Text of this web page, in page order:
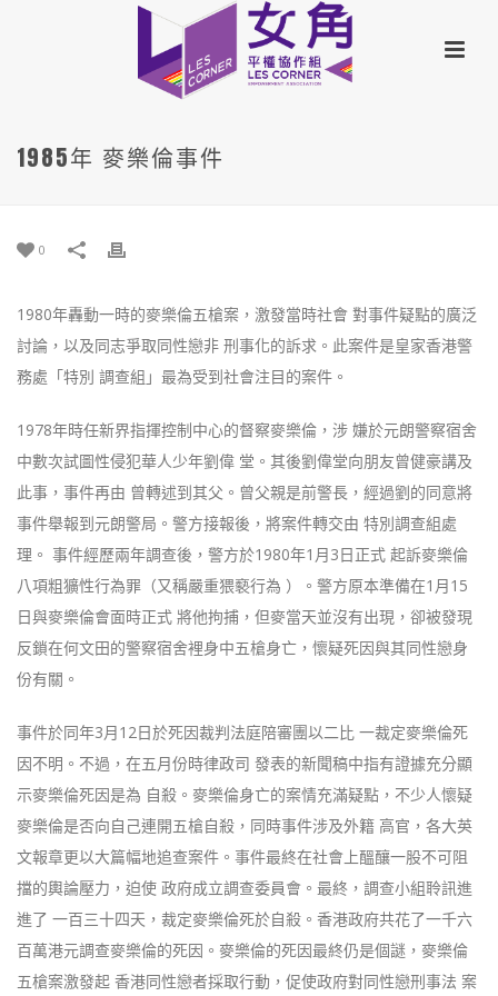
1985年 麥樂倫事件
0
1980年轟動一時的麥樂倫五槍案，激發當時社會 對事件疑點的廣泛
討論，以及同志爭取同性戀非 刑事化的訴求。此案件是皇家香港警
務處「特別 調查組」最為受到社會注目的案件。
1978年時任新界指揮控制中心的督察麥樂倫，涉 嫌於元朗警察宿舍
中數次試圖性侵犯華人少年劉偉 堂。其後劉偉堂向朋友曾健豪講及
此事，事件再由 曾轉述到其父。曾父親是前警長，經過劉的同意將
事件舉報到元朗警局。警方接報後，將案件轉交由 特別調查組處
理。 事件經歷兩年調查後，警方於1980年1月3日正式 起訴麥樂倫
八項粗獷性行為罪（又稱嚴重猥褻行為 ）。警方原本準備在1月15
日與麥樂倫會面時正式 將他拘捕，但麥當天並沒有出現，卻被發現
反鎖在何文田的警察宿舍裡身中五槍身亡，懷疑死因與其同性戀身
份有關。
事件於同年3月12日於死因裁判法庭陪審團以二比 一裁定麥樂倫死
因不明。不過，在五月份時律政司 發表的新聞稿中指有證據充分顯
示麥樂倫死因是為 自殺。麥樂倫身亡的案情充滿疑點，不少人懷疑
麥樂倫是否向自己連開五槍自殺，同時事件涉及外籍 高官，各大英
文報章更以大篇幅地追查案件。事件最終在社會上醞釀一股不可阻
擋的輿論壓力，迫使 政府成立調查委員會。最終，調查小組聆訊進
進了 一百三十四天，裁定麥樂倫死於自殺。香港政府共花了一千六
百萬港元調查麥樂倫的死因。麥樂倫的死因最終仍是個謎，麥樂倫
五槍案激發起 香港同性戀者採取行動，促使政府對同性戀刑事法 案